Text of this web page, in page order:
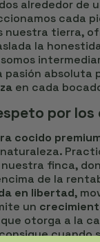
alrededor de
cada
nuestra tierra,
la
pasión absoluta
en cada
por
cocido
finca,
de la
en libertad,
un
otorga a la
cuando